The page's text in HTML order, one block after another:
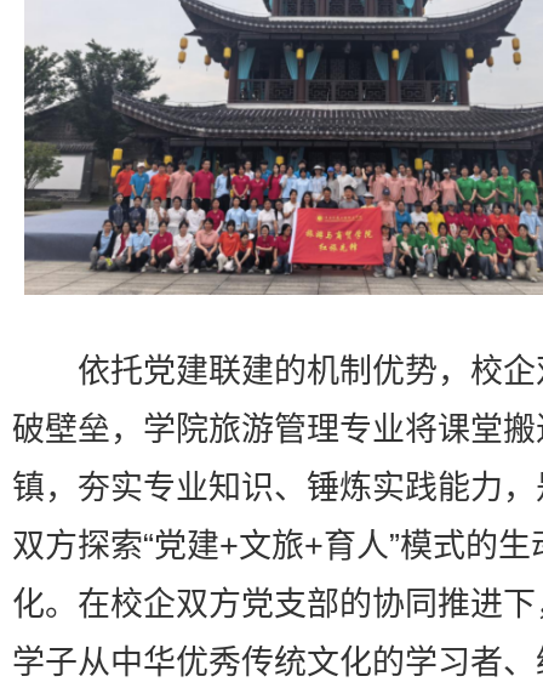
依托党建联建的机制优势，校企
破壁垒，学院旅游管理专业将课堂
镇，夯实专业知识、锤炼实践能力
双方探索“党建+文旅+育人”模式的生
化。在校企双方党支部的协同推进
学子从中华优秀传统文化的学习者